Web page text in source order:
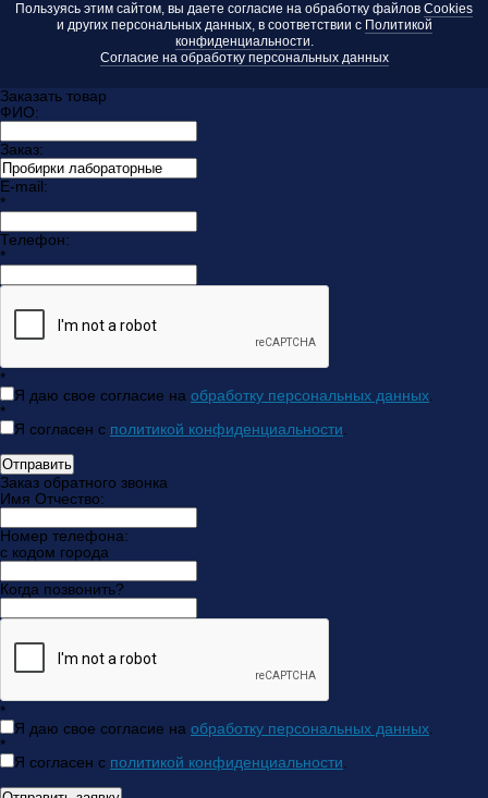
Пользуясь этим сайтом, вы даете согласие на обработку файлов Cookies
и других персональных данных, в соответствии с Политикой
конфиденциальности.
Согласие на обработку персональных данных
Заказать товар
ФИО:
Заказ:
E-mail:
*
Телефон:
*
*
Я даю свое согласие на обработку персональных данных
*
Я согласен с политикой конфиденциальности
Отправить
Заказ обратного звонка
Имя Отчество:
Номер телефона:
с кодом города
Когда позвонить?
*
Я даю свое согласие на обработку персональных данных
*
Я согласен с политикой конфиденциальности